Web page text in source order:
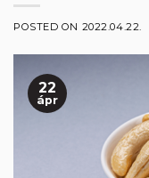
POSTED ON 2022.04.22.
22
ápr